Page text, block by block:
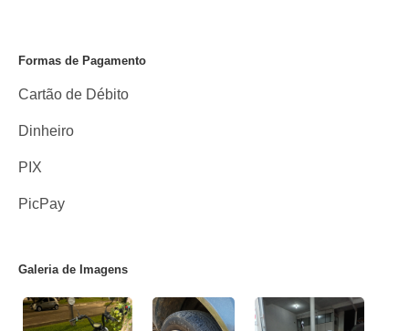
Formas de Pagamento
Cartão de Débito
Dinheiro
PIX
PicPay
Galeria de Imagens